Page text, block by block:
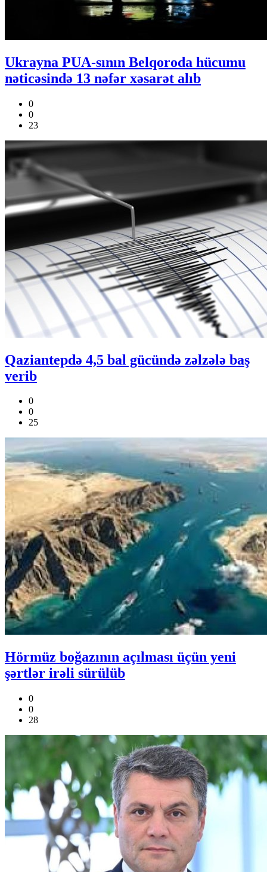
Ukrayna PUA-sının Belqoroda hücumu
nəticəsində 13 nəfər xəsarət alıb
0
0
23
Qaziantepdə 4,5 bal gücündə zəlzələ baş
verib
0
0
25
Hörmüz boğazının açılması üçün yeni
şərtlər irəli sürülüb
0
0
28